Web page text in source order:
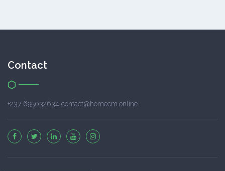
Contact
+237 695032634 contact@homecm.online